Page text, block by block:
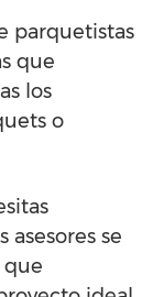
parquetistas
que
los
o
asesores se
que